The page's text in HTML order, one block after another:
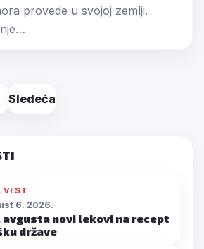
provede u svojoj zemlji.
Sledeća
VEST
6. 2026.
avgusta novi lekovi na recept
države